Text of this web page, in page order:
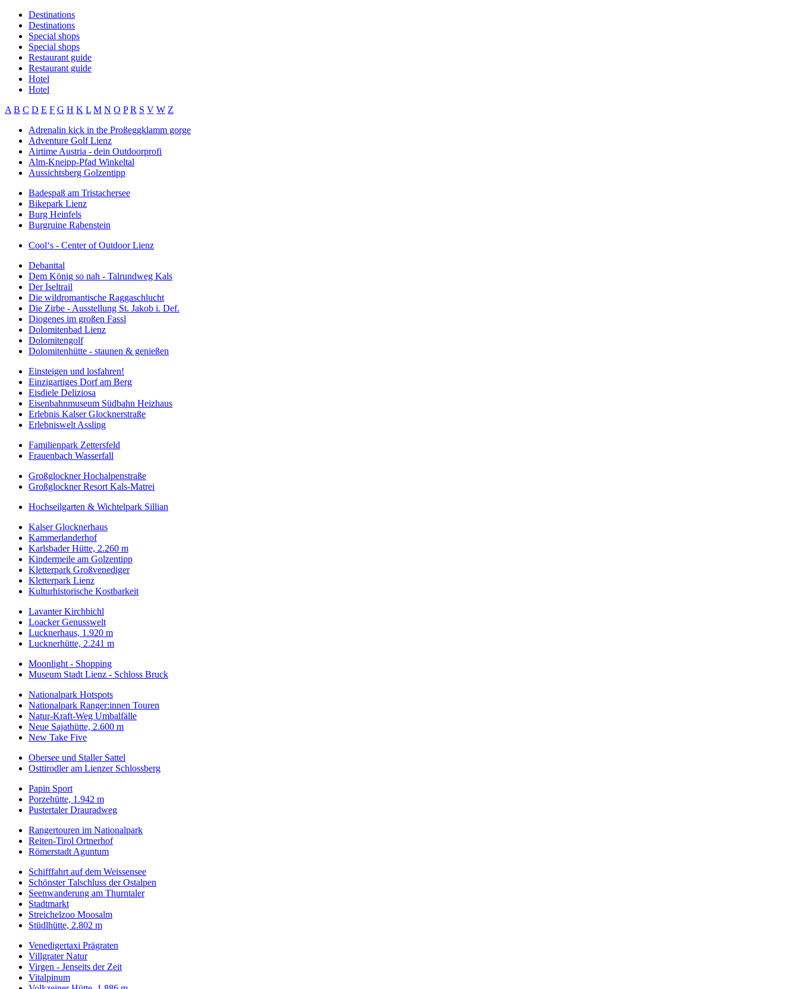
Destinations
Destinations
Special shops
Special shops
Restaurant guide
Restaurant guide
Hotel
Hotel
A B C D E F G H K L M N O P R S V W Z
Adrenalin kick in the Proßeggklamm gorge
Adventure Golf Lienz
Airtime Austria - dein Outdoorprofi
Alm-Kneipp-Pfad Winkeltal
Aussichtsberg Golzentipp
Badespaß am Tristachersee
Bikepark Lienz
Burg Heinfels
Burgruine Rabenstein
Cool‘s - Center of Outdoor Lienz
Debanttal
Dem König so nah - Talrundweg Kals
Der Iseltrail
Die wildromantische Raggaschlucht
Die Zirbe - Ausstellung St. Jakob i. Def.
Diogenes im großen Fassl
Dolomitenbad Lienz
Dolomitengolf
Dolomitenhütte - staunen & genießen
Einsteigen und losfahren!
Einzigartiges Dorf am Berg
Eisdiele Deliziosa
Eisenbahnmuseum Südbahn Heizhaus
Erlebnis Kalser Glocknerstraße
Erlebniswelt Assling
Familienpark Zettersfeld
Frauenbach Wasserfall
Großglockner Hochalpenstraße
Großglockner Resort Kals-Matrei
Hochseilgarten & Wichtelpark Sillian
Kalser Glocknerhaus
Kammerlanderhof
Karlsbader Hütte, 2.260 m
Kindermeile am Golzentipp
Kletterpark Großvenediger
Kletterpark Lienz
Kulturhistorische Kostbarkeit
Lavanter Kirchbichl
Loacker Genusswelt
Lucknerhaus, 1.920 m
Lucknerhütte, 2.241 m
Moonlight - Shopping
Museum Stadt Lienz - Schloss Bruck
Nationalpark Hotspots
Nationalpark Ranger:innen Touren
Natur-Kraft-Weg Umbalfälle
Neue Sajathütte, 2.600 m
New Take Five
Obersee und Staller Sattel
Osttirodler am Lienzer Schlossberg
Papin Sport
Porzehütte, 1.942 m
Pustertaler Drauradweg
Rangertouren im Nationalpark
Reiten-Tirol Ortnerhof
Römerstadt Aguntum
Schifffahrt auf dem Weissensee
Schönster Talschluss der Ostalpen
Seenwanderung am Thurntaler
Stadtmarkt
Streichelzoo Moosalm
Stüdlhütte, 2.802 m
Venedigertaxi Prägraten
Villgrater Natur
Virgen - Jenseits der Zeit
Vitalpinum